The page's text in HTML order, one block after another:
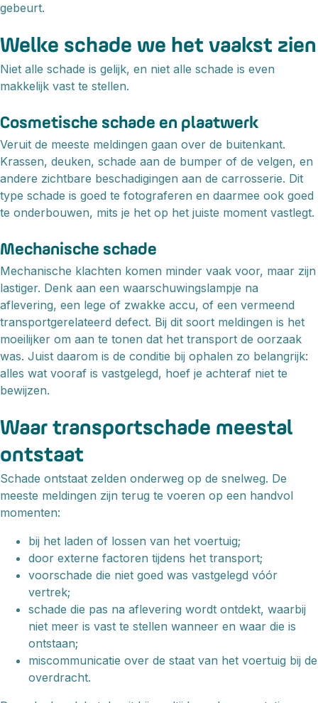
gebeurt.
Welke schade we het vaakst zien
Niet alle schade is gelijk, en niet alle schade is even
makkelijk vast te stellen.
Cosmetische schade en plaatwerk
Veruit de meeste meldingen gaan over de buitenkant.
Krassen, deuken, schade aan de bumper of de velgen, en
andere zichtbare beschadigingen aan de carrosserie. Dit
type schade is goed te fotograferen en daarmee ook goed
te onderbouwen, mits je het op het juiste moment vastlegt.
Mechanische schade
Mechanische klachten komen minder vaak voor, maar zijn
lastiger. Denk aan een waarschuwingslampje na
aflevering, een lege of zwakke accu, of een vermeend
transportgerelateerd defect. Bij dit soort meldingen is het
moeilijker om aan te tonen dat het transport de oorzaak
was. Juist daarom is de conditie bij ophalen zo belangrijk:
alles wat vooraf is vastgelegd, hoef je achteraf niet te
bewijzen.
Waar transportschade meestal
ontstaat
Schade ontstaat zelden onderweg op de snelweg. De
meeste meldingen zijn terug te voeren op een handvol
momenten:
bij het laden of lossen van het voertuig;
door externe factoren tijdens het transport;
voorschade die niet goed was vastgelegd vóór
vertrek;
schade die pas na aflevering wordt ontdekt, waarbij
niet meer is vast te stellen wanneer en waar die is
ontstaan;
miscommunicatie over de staat van het voertuig bij de
overdracht.